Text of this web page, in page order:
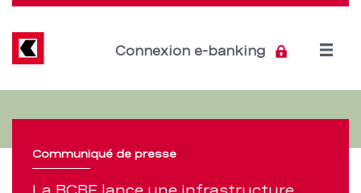
BCBE
lance
Direkt
Inhalt
Connexion e-banking
Open
navigation
Communiqué de presse